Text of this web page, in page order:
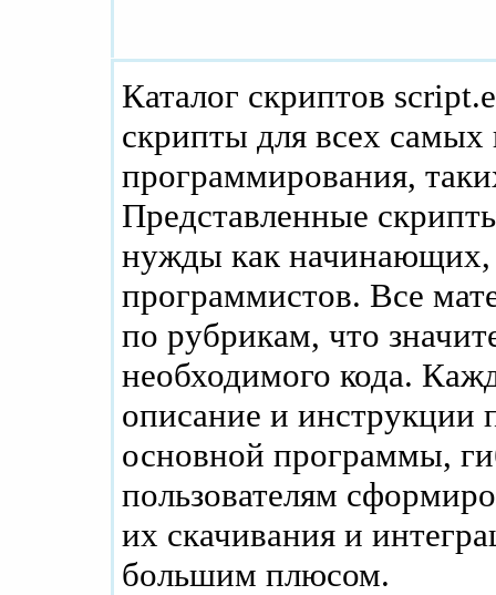
Каталог скриптов
скрипты для всех
программирования,
Представленные
нужды как начинающих,
программистов. Все
по рубрикам, что
необходимого кода.
описание и инструкции
основной программы,
пользователям
их скачивания и
большим плюсом.